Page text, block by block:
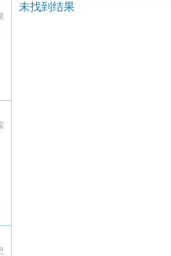
未找到结果